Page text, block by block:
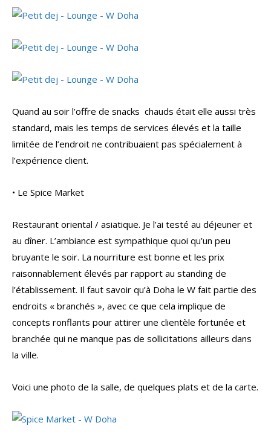
Quand au soir l’offre de snacks chauds était elle aussi très
standard, mais les temps de services élevés et la taille
limitée de l’endroit ne contribuaient pas spécialement à
l’expérience client.
• Le Spice Market
Restaurant oriental / asiatique. Je l’ai testé au déjeuner et
au dîner. L’ambiance est sympathique quoi qu’un peu
bruyante le soir. La nourriture est bonne et les prix
raisonnablement élevés par rapport au standing de
l’établissement. Il faut savoir qu’à Doha le W fait partie des
endroits « branchés », avec ce que cela implique de
concepts ronflants pour attirer une clientèle fortunée et
branchée qui ne manque pas de sollicitations ailleurs dans
la ville.
Voici une photo de la salle, de quelques plats et de la carte.